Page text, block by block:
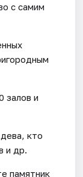
с самим
залов и
кто
и др.
памятник